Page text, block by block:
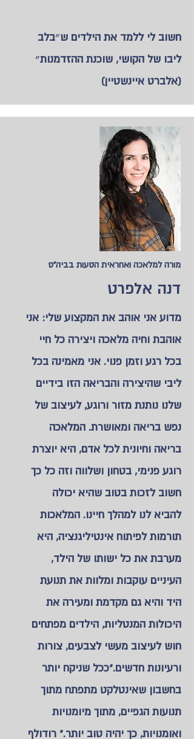
חשוב לי ללמד את הילדים ש״בלב
ליבו של הקושי, שוכנת ההזדמנות״
(אלברט איינשטיין)
מורה למלאכה ואחראית הסעות בביה"ס
דנה אלפרט
מדוע אני אוהב את המקצוע שלי: אני
אוהבת וחיה מלאכה ויצירה כל חיי
בכל רגע וזמן פנוי. אני מאמינה בכל
ליבי שהיצירה והבריאה הזו בידיים
שלנו נותנת מזור ורוגע, לעיצוב של
נפש בריאה ומאושרת. המלאכה
בריאה וחיונית לכל אדם, היא יוצרת
רוגע פנימי, בטחון ושלווה וזה כל כך
חשוב לזכות בטוב שהיא יכולה
להביא לנו למהלך חיינו. המלאכות
תורמות לפיתוח אינטיליגנציה, היא
מערבת את כל ישותו של הילד,
העיניים עוקבות ומלוות את תנועת
היד והיא גם מקדמת ומעירה את
היכולות המנטליות, הילדים מפתחים
חוש לעיצוב מעשי לצבעים, צורות
ורעיונות חדשים."ככל שניקח יותר
בחשבון שאינטלקט מתפתח מתוך
תנועות הגפיים, מתוך מיומנויות
ואומנויות, כך יהיה טוב יותר." רודולף